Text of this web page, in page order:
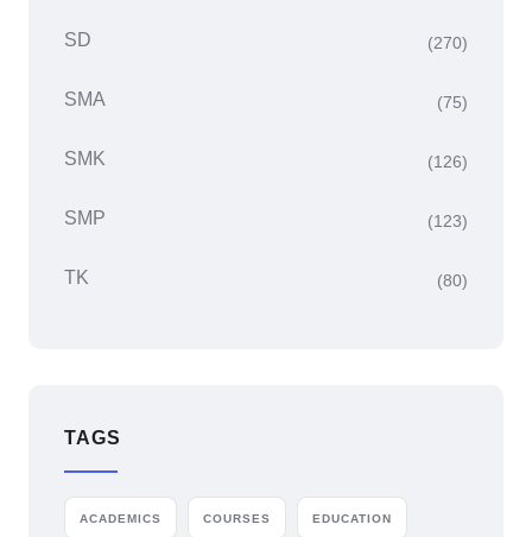
SD (270)
SMA (75)
SMK (126)
SMP (123)
TK (80)
TAGS
ACADEMICS COURSES EDUCATION